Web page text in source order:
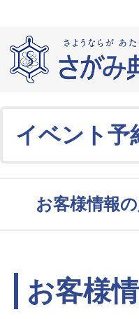
イベント予
お客様情報
お客様